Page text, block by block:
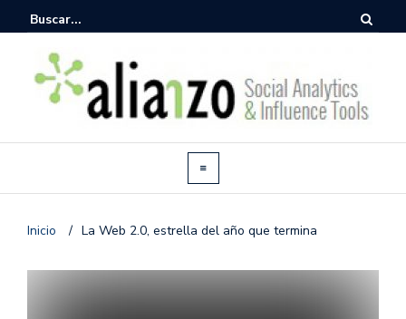
Inicio / La Web 2.0, estrella del año que termina